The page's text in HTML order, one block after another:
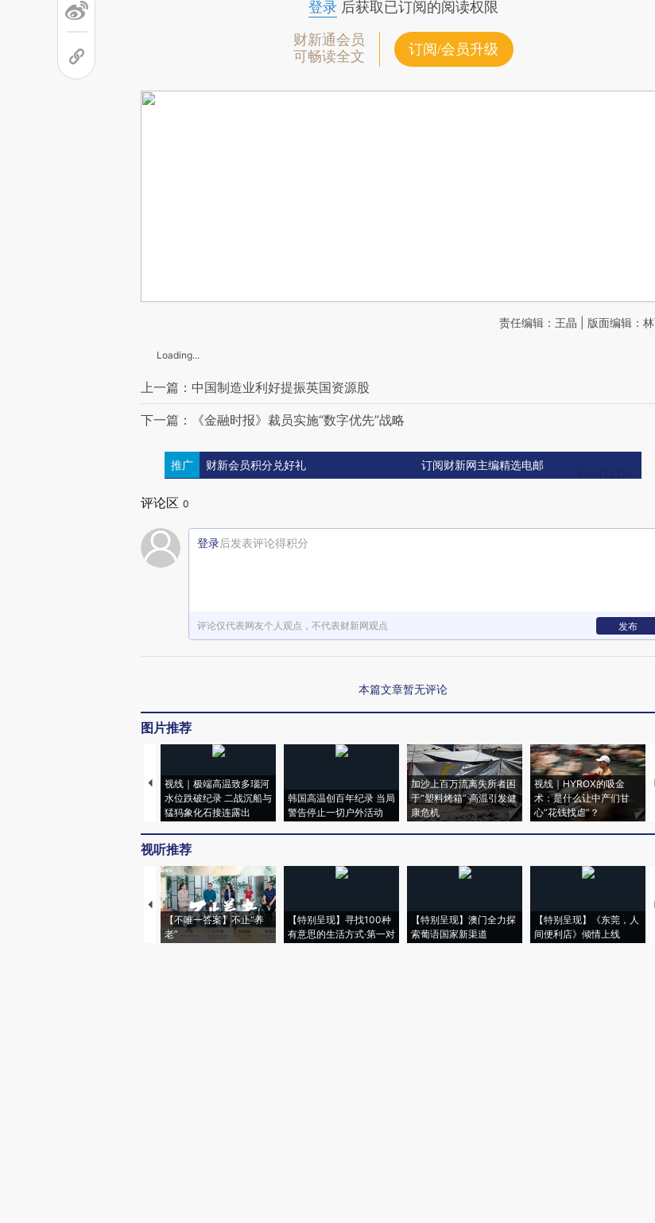
登录后获取已订阅的阅读权限
财新通会员
可畅读全文
订阅/会员升级
责任编辑：王晶 | 版面编辑：
Loading...
上一篇：中国制造业利好提振英国资源股
下一篇：《金融时报》裁员实施“数字优先”战略
推广 财新会员积分兑好礼 订阅财新网主编精选电邮
评论区 0
登录后发表评论得积分
评论仅代表网友个人观点，不代表财新网观点 发布
本篇文章暂无评论
图片推荐
视线｜极端高温致多瑙河
水位跌破纪录 二战沉船与
猛犸象化石接连露出
韩国高温创百年纪录 当局
警告停止一切户外活动
加沙上百万流离失所者困
于“塑料烤箱” 高温引发健
康危机
视线｜HYROX的吸金
术：是什么让中产们甘
心“花钱找虐”？
视听推荐
【不唯一答案】不止“养
老”
【特别呈现】寻找100种
有意思的生活方式·第一对
【特别呈现】澳门全力探
索葡语国家新渠道
【特别呈现】《东莞，人
间便利店》倾情上线